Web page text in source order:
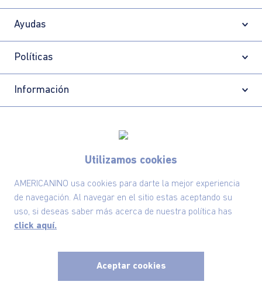
Utilizamos cookies
AMERICANINO usa cookies para darte la mejor experiencia
de navegación. Al navegar en el sitio estas aceptando su
uso, si deseas saber más acerca de nuestra política has
click aquí.
Aceptar cookies
Ayudas
Políticas
Información
Comodin S.A.S | NIT: 800.069.933-6©2025 Americanino, todos los derechos reservados